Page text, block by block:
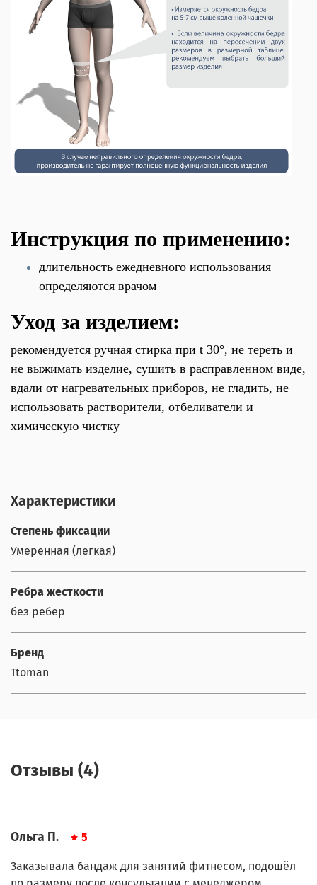
Инструкция по применению:
длительность ежедневного использования
определяются врачом
Уход за изделием:
рекомендуется ручная стирка при t 30°, не тереть и
не выжимать изделие, сушить в расправленном виде,
вдали от нагревательных приборов, не гладить, не
использовать растворители, отбеливатели и
химическую чистку
Характеристики
Степень фиксации
Умеренная (легкая)
Ребра жесткости
без ребер
Бренд
Ttoman
Отзывы (4)
Ольга П. 5
Заказывала бандаж для занятий фитнесом, подошёл